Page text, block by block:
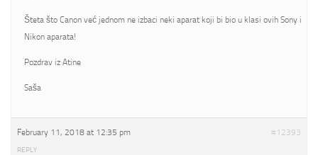
Šteta što Canon već jednom ne izbaci neki aparat koji bi bio u klasi ovih Sony i
Nikon aparata!
Pozdrav iz Atine
Saša
February 11, 2018 at 12:35 pm #12393
REPLY